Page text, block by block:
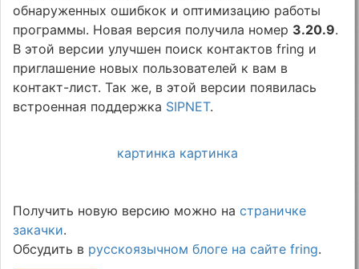
обнаруженных ошибкок и оптимизацию работы
программы. Новая версия получила номер 3.20.9.
В этой версии улучшен поиск контактов fring и
приглашение новых пользователей к вам в
контакт-лист. Так же, в этой версии появилась
встроенная поддержка SIPNET.
картинка картинка
Получить новую версию можно настраничке
закачки.
Обсудить в русскоязычном блоге на сайте fring.